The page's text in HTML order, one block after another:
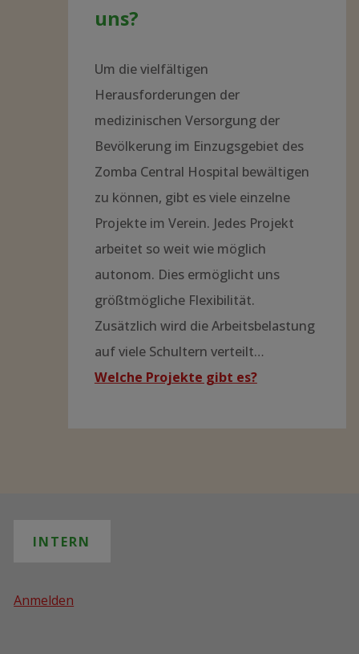
uns?
Um die vielfältigen
Herausforderungen der
medizinischen Versorgung der
Bevölkerung im Einzugsgebiet des
Zomba Central Hospital bewältigen
zu können, gibt es viele einzelne
Projekte im Verein. Jedes Projekt
arbeitet so weit wie möglich
autonom. Dies ermöglicht uns
größtmögliche Flexibilität.
Zusätzlich wird die Arbeitsbelastung
auf viele Schultern verteilt…
Welche Projekte gibt es?
INTERN
Anmelden